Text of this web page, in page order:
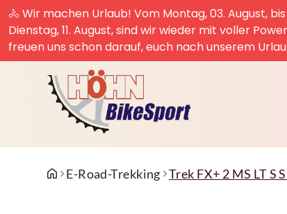
🚴 Wir machen Urlaub! Vom Montag, 03. August,
Dienstag, 11. August, sind wir wieder mit voller
freuen uns schon darauf, euch nach unserem
E-Road-Trekking Trek FX+ 2 MS LT S